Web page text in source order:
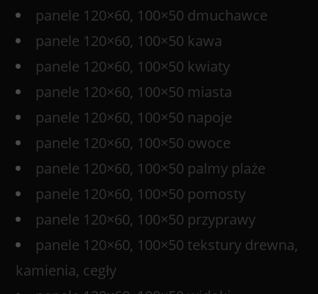
panele 120×60, 100×50 dmuchawce
panele 120×60, 100×50 kawa
panele 120×60, 100×50 kwiaty
panele 120×60, 100×50 miasta
panele 120×60, 100×50 napoje
panele 120×60, 100×50 owoce
panele 120×60, 100×50 palmy plaże
panele 120×60, 100×50 pomosty
panele 120×60, 100×50 przyprawy
panele 120×60, 100×50 tekstury drewna,
kamienia, cegły